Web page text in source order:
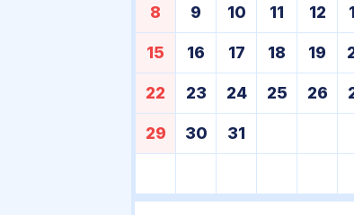
8 9 10 11 12
15 16 17 18 19
22 23 24 25 26
29 30 31